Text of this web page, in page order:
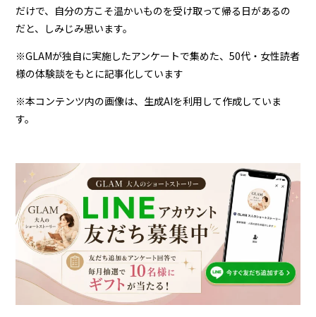
だけで、自分の方こそ温かいものを受け取って帰る日があるの
だと、しみじみ思います。
※GLAMが独自に実施したアンケートで集めた、50代・女性読者
様の体験談をもとに記事化しています
※本コンテンツ内の画像は、生成AIを利用して作成していま
す。